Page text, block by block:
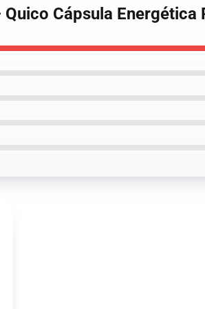
Cápsula Energética